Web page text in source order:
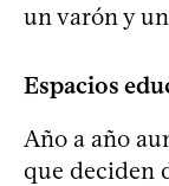
un varón y
Espacios
Año a año
que deciden